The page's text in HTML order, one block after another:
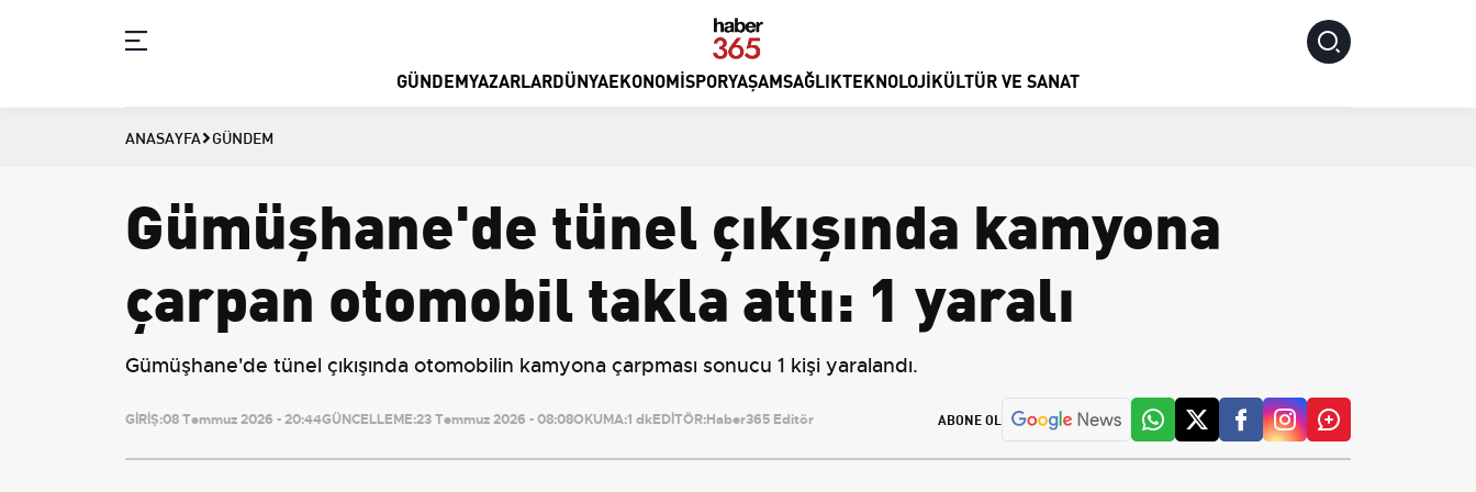
GÜNDEMYAZARLARDÜNYAEKONOMISPORYAŞAMSAĞLIKTEKNOLOJIKÜLTÜR VE SANAT
ANASAYFA GÜNDEM
Gümüşhane'de tünel çıkışında kamyona
çarpan otomobil takla attı: 1 yaralı
Gümüşhane'de tünel çıkışında otomobilin kamyona çarpması sonucu 1 kişi yaralandı.
GİRİŞ:08 Temmuz 2026 - 20:44GÜNCELLEME:23 Temmuz 2026 - 08:08OKUMA:1 dkEDİTÖR:Haber365 Editör ABONE OL